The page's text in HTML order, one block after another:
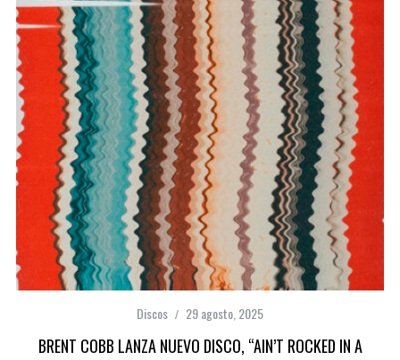
Discos 29 agosto, 2025
BRENT COBB LANZA NUEVO DISCO, “AIN’T ROCKED IN A